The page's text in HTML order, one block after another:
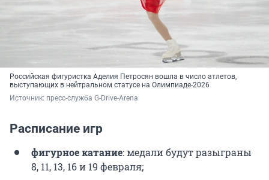
Российская фигуристка Аделия Петросян вошла в число атлетов,
выступающих в нейтральном статусе на Олимпиаде-2026
Источник: пресс-служба G-Drive-Arena
Расписание игр
фигурное катание: медали будут разыграны
8, 11, 13, 16 и 19 февраля;